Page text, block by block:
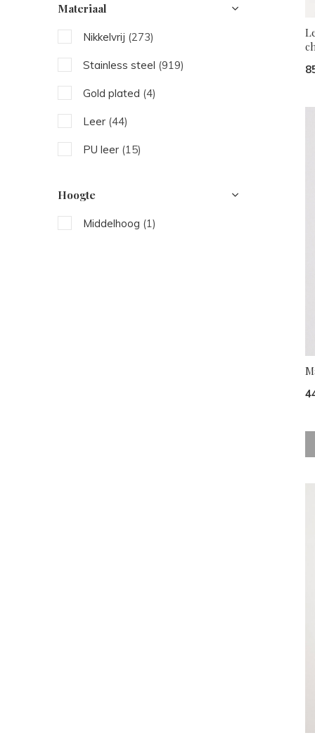
(52)
Oranje
Paars (7)
Materiaal
Nikkelvrij (273)
Stainless steel (919)
Gold plated (4)
Leer (44)
PU leer (15)
Hoogte
Middelhoog (1)